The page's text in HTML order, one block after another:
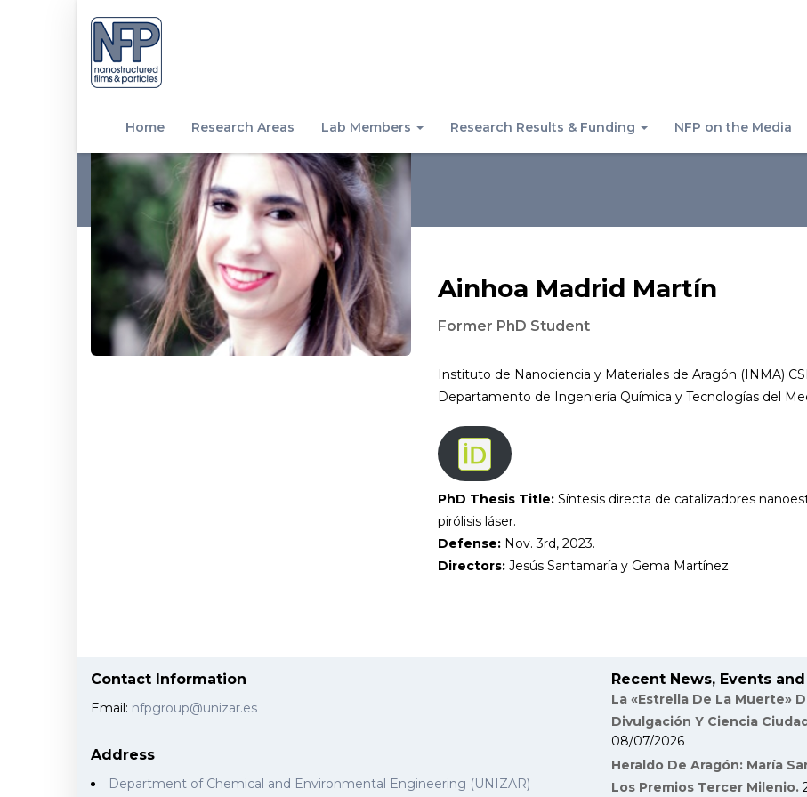
Home Research Areas Lab Members Research Results & Funding NFP on the Media
Ainhoa Madrid Martín
Former PhD Student
Instituto de Nanociencia y Materiales de Aragón (INMA)
Departamento de Ingeniería Química y Tecnologías del
PhD Thesis Title: Síntesis directa de catalizadores
pirólisis láser.
Defense: Nov. 3rd, 2023.
Directors: Jesús Santamaría y Gema Martínez
Contact Information
Email: nfpgroup@unizar.es
Address
Department of Chemical and Environmental Engineering (UNIZAR)
Recent News, Events
La «Estrella De La Muerte»
Divulgación Y Ciencia
08/07/2026
Heraldo De Aragón: María
Los Premios Tercer Milenio.